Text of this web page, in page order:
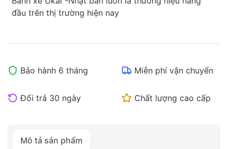
đầu trên thị trường hiện nay
Bảo hành 6 tháng Miễn phí vận chuyển
Đổi trả 30 ngày Chất lượng cao cấp
Mô tả sản phẩm